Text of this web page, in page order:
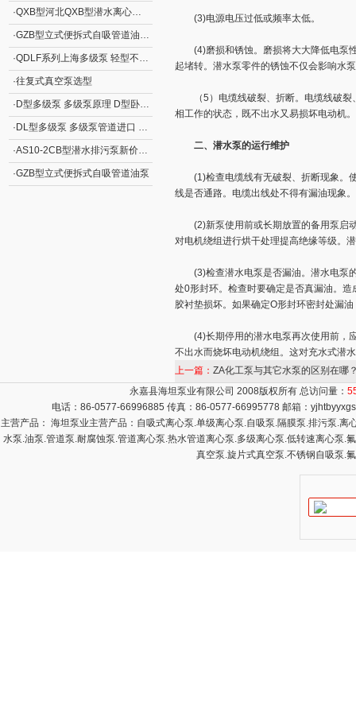
·QXB型河北QXB型潜水离心式曝气机
·GZB型立式便拆式自吸管道油泵GZB型立式自吸泵
·QDLF系列上海多级泵 轻型不锈钢立式多级离心泵
·往复式真空泵选型
· D型多级泵 多级泵原理 D型卧式分段式清水多级泵
· DL型多级泵 多级泵管道进口 DL型立式清水多级泵
·AS10-2CB型潜水排污泵新价格 撕裂式潜水排污泵AS型 立式排污泵
·GZB型立式便拆式自吸管道油泵
(3)电源电压过低或频率太低。
(4)磨损和锈蚀。磨损将大大降低电泵性
起堵转。潜水泵零件的锈蚀不仅会影响水
（5）电缆线破裂、折断。电缆线破裂
相工作的状态，既不出水又易损坏电动机。
二、潜水泵的运行维护
(1)检查电缆线有无破裂、折断现象。使
线是否通路。电缆出线处不得有漏油现象。
(2)新泵使用前或长期放置的备用泵启动
对电机绕组进行烘干处理提高绝缘等级。
(3)检查潜水电泵是否漏油。潜水电泵的
处0形封环。检查时要确定是否真漏油。
胶衬垫损坏。如果确定O形封环密封处漏
(4)长期停用的潜水电泵再次使用前，应
不出水而烧坏电动机绕组。这对充水式潜
上一篇： ZA化工泵与其它水泵的区别在哪
永嘉县海坦泵业有限公司 2008版权所有 总访问量：
电话：86-0577-66996885 传真：86-0577-66995778 邮箱：
主营产品： 海坦泵业主营产品：自吸式离心泵.单级离心泵.自吸泵.隔膜泵.排污泵.
水泵.油泵.管道泵.耐腐蚀泵.管道离心泵.热水管道离心泵.多级离心泵.低转速离心泵
真空泵.旋片式真空泵.不锈钢自吸泵.